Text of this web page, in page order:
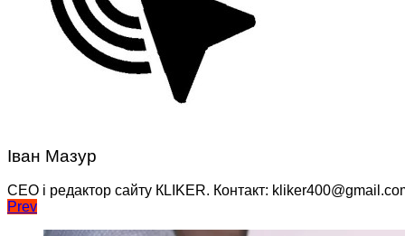
Іван Мазур
CEO і редактор сайту КLIKER. Контакт:
Навігація
Prev